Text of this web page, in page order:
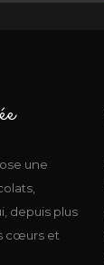
une
depuis plus
cœurs et